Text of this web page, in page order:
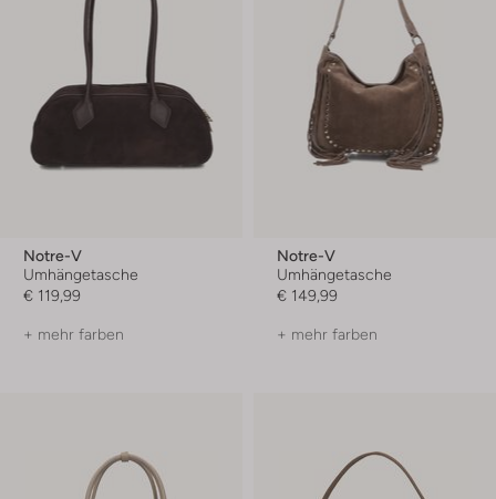
Notre-V
Umhängetasche
€ 119,99
+ mehr farben
Notre-V
Umhängetasche
€ 149,99
+ mehr farben